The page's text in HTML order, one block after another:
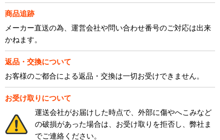
商品追跡
メーカー直送の為、運営会社や問い合わせ番号のご対応は出来
かねます。
返品・交換について
お客様のご都合による返品・交換は一切お受けできません。
お受け取りについて
運送会社がお届けした時点で、外部に傷やへこみなど
の破損があった場合は、お受け取りを拒否し、弊社ま
でご連絡ください。